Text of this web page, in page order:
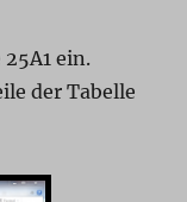
ein.
der Tabelle